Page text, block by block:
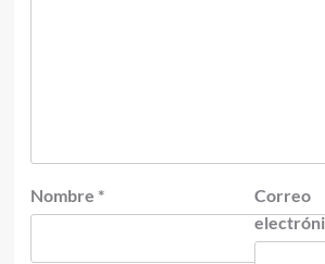
Nombre *
Correo